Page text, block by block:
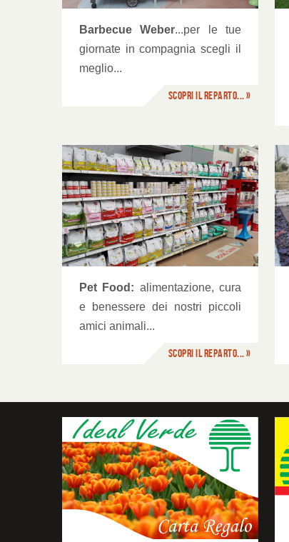
Barbecue Weber...per le tue
giornate in compagnia scegli il
meglio...
Scopri il reparto... »
Pet Food: alimentazione, cura
e benessere dei nostri piccoli
amici animali...
Scopri il reparto... »
Complementi da esterno
Fidelity Card